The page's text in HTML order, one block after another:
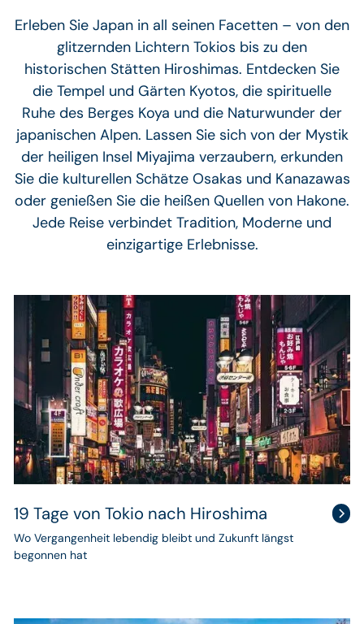
Erleben Sie Japan in all seinen Facetten – von den
glitzernden Lichtern Tokios bis zu den
historischen Stätten Hiroshimas. Entdecken Sie
die Tempel und Gärten Kyotos, die spirituelle
Ruhe des Berges Koya und die Naturwunder der
japanischen Alpen. Lassen Sie sich von der Mystik
der heiligen Insel Miyajima verzaubern, erkunden
Sie die kulturellen Schätze Osakas und Kanazawas
oder genießen Sie die heißen Quellen von Hakone.
Jede Reise verbindet Tradition, Moderne und
einzigartige Erlebnisse.
19 Tage von Tokio nach Hiroshima
Wo Vergangenheit lebendig bleibt und Zukunft längst
begonnen hat